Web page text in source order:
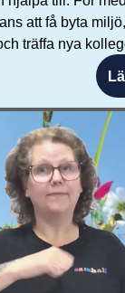
att få byta
träffa nya